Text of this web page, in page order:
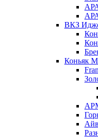
ВКЗ
Коньяк